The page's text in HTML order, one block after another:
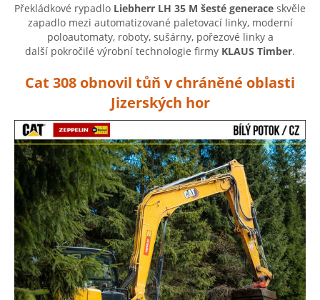
Překládkové rypadlo Liebherr LH 35 M šesté generace skvěle
zapadlo mezi automatizované paletovací linky, moderní
poloautomaty, roboty, sušárny, pořezové linky a
další pokročilé výrobní technologie firmy KLAUS Timber.
Cat 308 obnovil tůň v chráněné oblasti
Jizerských hor